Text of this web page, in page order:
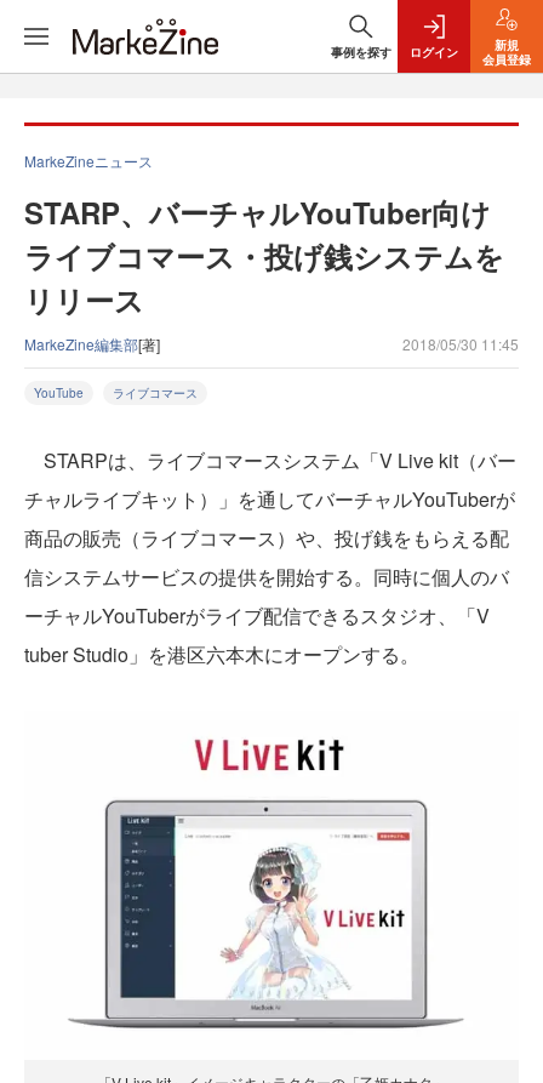
事例を探す ログイン
新規
会員登録
MarkeZineニュース
STARP、バーチャルYouTuber向け
ライブコマース・投げ銭システムを
リリース
MarkeZine編集部[著] 2018/05/30 11:45
YouTube ライブコマース
STARPは、ライブコマースシステム「V Live kit（バー
チャルライブキット）」を通してバーチャルYouTuberが
商品の販売（ライブコマース）や、投げ銭をもらえる配
信システムサービスの提供を開始する。同時に個人のバ
ーチャルYouTuberがライブ配信できるスタジオ、「V
tuber Studio」を港区六本木にオープンする。